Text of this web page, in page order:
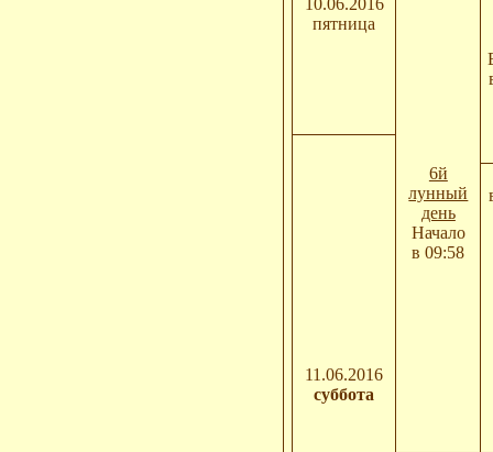
пятница
6й
лунный
день
Начало
в 09:58
11.06.2016
суббота